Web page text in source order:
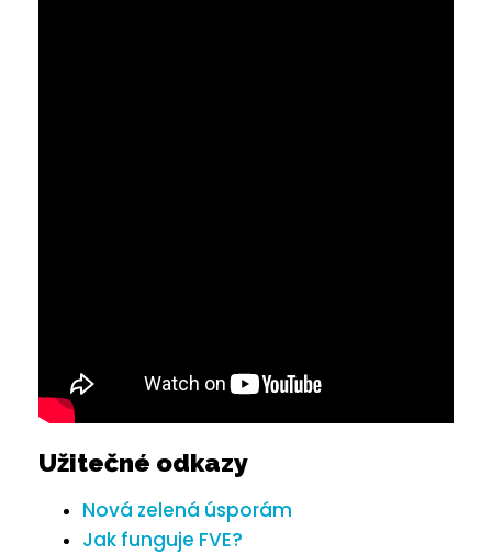
Užitečné odkazy
Nová zelená úsporám
Jak funguje FVE?